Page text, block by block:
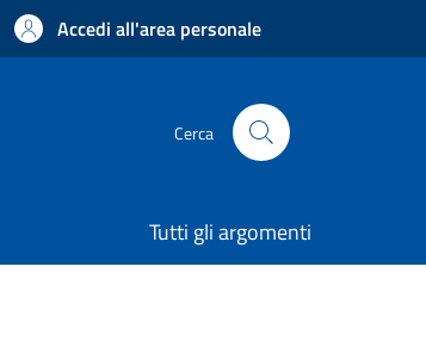
Accedi all'area personale
Cerca
Tutti gli argomenti